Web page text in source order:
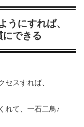
うにすれば、
できる
セスすれば、
れて、一石二鳥♪